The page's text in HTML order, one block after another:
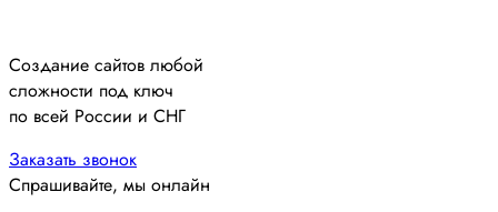
Создание сайтов любой
сложности под ключ
по всей России и СНГ
Заказать звонок
Спрашивайте, мы онлайн